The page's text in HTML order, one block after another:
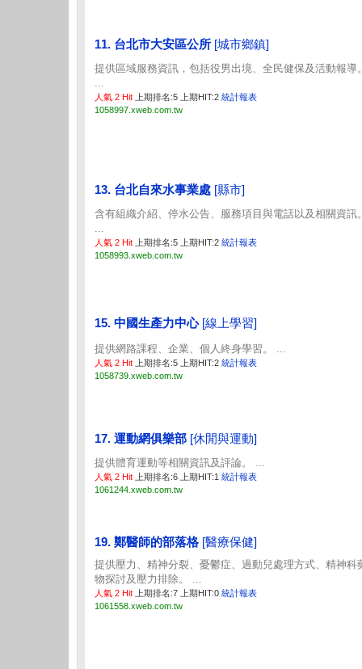
11. 台北市大安區公所 [城市鄉鎮]
提供區域服務資訊，包括役男出境、全民健保及活動報導
...
人氣 2 Hit 上期排名:5 上期HIT:2 統計報表
1058997.xweb.com.tw
13. 台北自來水事業處 [縣市]
含有組織介紹、停水公告、服務項目與電話以及相關資訊
...
人氣 2 Hit 上期排名:5 上期HIT:2 統計報表
1058993.xweb.com.tw
15. 中國生產力中心 [線上學習]
提供網路課程、企業、個人終身學習。 ...
人氣 2 Hit 上期排名:5 上期HIT:2 統計報表
1058739.xweb.com.tw
17. 運動網俱樂部 [休閒與運動]
提供體育運動等相關資訊及評論。 ...
人氣 2 Hit 上期排名:6 上期HIT:1 統計報表
1061244.xweb.com.tw
19. 鄭醫師的部落格 [醫療保健]
提供壓力、精神分裂、憂鬱症、過動兒處理方式、精神科
物探討及壓力排除。 ...
人氣 2 Hit 上期排名:7 上期HIT:0 統計報表
1061558.xweb.com.tw